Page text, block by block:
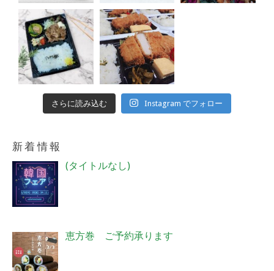
さらに読み込む Instagram でフォロー
新着情報
(タイトルなし)投
恵方巻 ご予約承ります